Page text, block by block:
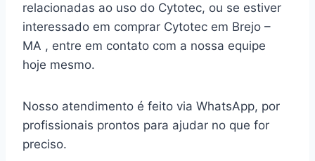
relacionadas ao uso do Cytotec, ou se estiver
interessado em comprar Cytotec em Brejo –
MA , entre em contato com a nossa equipe
hoje mesmo.
Nosso atendimento é feito via WhatsApp, por
profissionais prontos para ajudar no que for
preciso.